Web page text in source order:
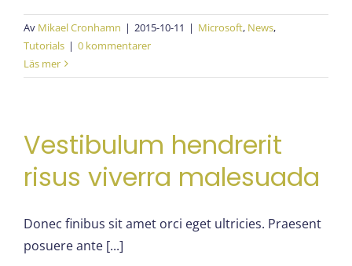
Av Mikael Cronhamn | 2015-10-11 | Microsoft, News,
Tutorials | 0 kommentarer
Läs mer
Vestibulum hendrerit
risus viverra malesuada
Donec finibus sit amet orci eget ultricies. Praesent
posuere ante [...]